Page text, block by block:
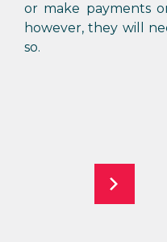
or make payments
however, they will
so.